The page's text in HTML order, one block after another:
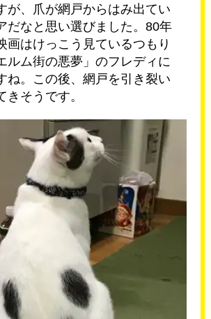
が、爪が網戸からはみ出てい
だなと思い選びました。80年
画はけっこう見ているつもり
ルム街の悪夢」のフレディに
ね。この後、網戸を引き裂い
きそうです。